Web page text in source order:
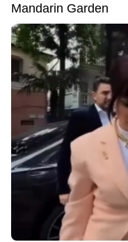
Mandarin Garden